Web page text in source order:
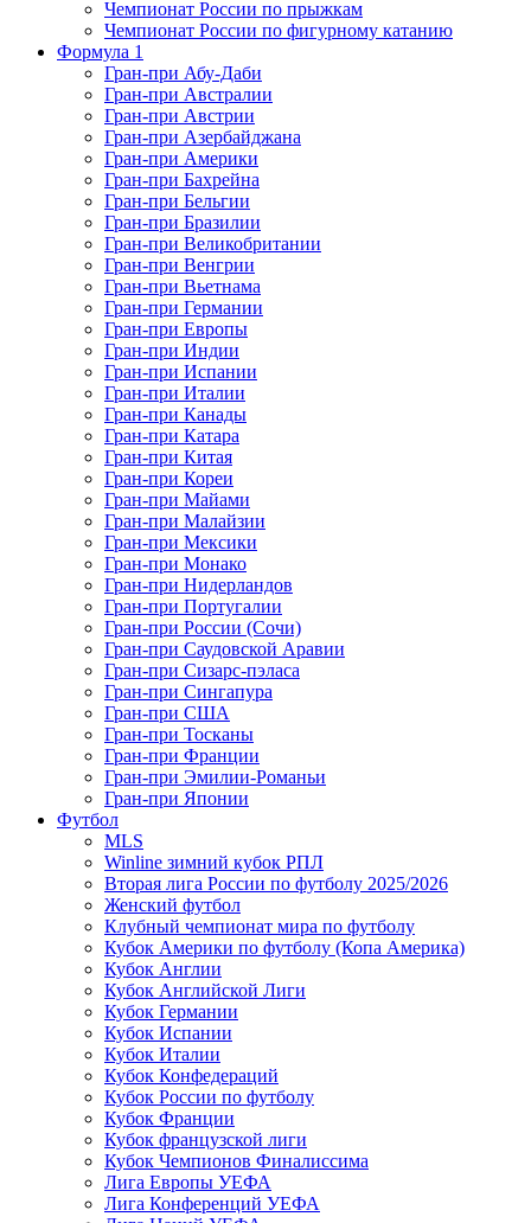
Чемпионат России по прыжкам
Чемпионат России по фигурному катанию
Формула 1
Гран-при Абу-Даби
Гран-при Австралии
Гран-при Австрии
Гран-при Азербайджана
Гран-при Америки
Гран-при Бахрейна
Гран-при Бельгии
Гран-при Бразилии
Гран-при Великобритании
Гран-при Венгрии
Гран-при Вьетнама
Гран-при Германии
Гран-при Европы
Гран-при Индии
Гран-при Испании
Гран-при Италии
Гран-при Канады
Гран-при Катара
Гран-при Китая
Гран-при Кореи
Гран-при Майами
Гран-при Малайзии
Гран-при Мексики
Гран-при Монако
Гран-при Нидерландов
Гран-при Португалии
Гран-при России (Сочи)
Гран-при Саудовской Аравии
Гран-при Сизарс-пэласа
Гран-при Сингапура
Гран-при США
Гран-при Тосканы
Гран-при Франции
Гран-при Эмилии-Романьи
Гран-при Японии
Футбол
MLS
Winline зимний кубок РПЛ
Вторая лига России по футболу 2025/2026
Женский футбол
Клубный чемпионат мира по футболу
Кубок Америки по футболу (Копа Америка)
Кубок Англии
Кубок Английской Лиги
Кубок Германии
Кубок Испании
Кубок Италии
Кубок Конфедераций
Кубок России по футболу
Кубок Франции
Кубок французской лиги
Кубок Чемпионов Финалиссима
Лига Европы УЕФА
Лига Конференций УЕФА